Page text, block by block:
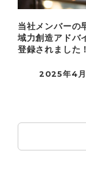
当社メンバーの
域力創造アドバ
登録されました！
2025年4月